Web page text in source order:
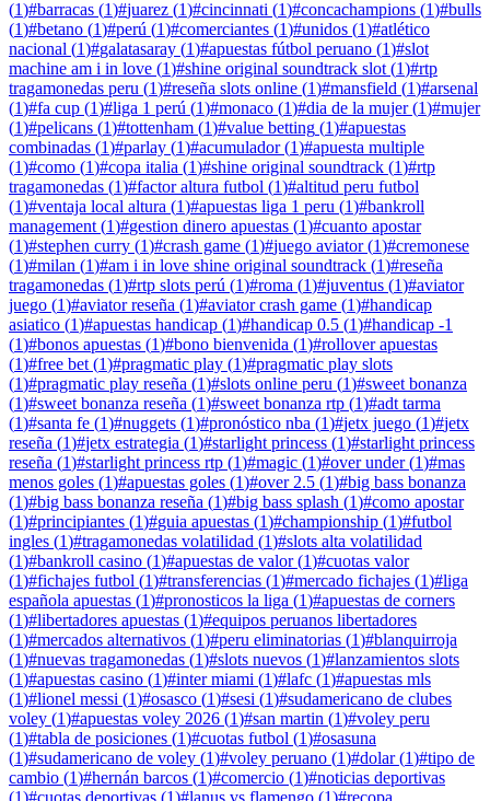
(1)#barracas (1)#juarez (1)#cincinnati (1)#concachampions (1)#bulls
(1)#betano (1)#perú (1)#comerciantes (1)#unidos (1)#atlético
nacional (1)#galatasaray (1)#apuestas fútbol peruano (1)#slot
machine am i in love (1)#shine original soundtrack slot (1)#rtp
tragamonedas peru (1)#reseña slots online (1)#mansfield (1)#arsenal
(1)#fa cup (1)#liga 1 perú (1)#monaco (1)#dia de la mujer(1)#mujer
(1)#pelicans (1)#tottenham (1)#value betting (1)#apuestas
combinadas (1)#parlay (1)#acumulador(1)#apuesta multiple
(1)#como (1)#copa italia (1)#shine original soundtrack (1)#rtp
tragamonedas (1)#factor altura futbol (1)#altitud peru futbol
(1)#ventaja local altura (1)#apuestas liga 1 peru (1)#bankroll
management (1)#gestion dinero apuestas (1)#cuanto apostar
(1)#stephen curry (1)#crash game (1)#juego aviator(1)#cremonese
(1)#milan (1)#am i in love shine original soundtrack (1)#reseña
tragamonedas (1)#rtp slots perú (1)#roma (1)#juventus (1)#aviator
juego (1)#aviator reseña (1)#aviator crash game (1)#handicap
asiatico (1)#apuestas handicap (1)#handicap 0.5 (1)#handicap -1
(1)#bonos apuestas (1)#bono bienvenida (1)#rollover apuestas
(1)#free bet (1)#pragmatic play (1)#pragmatic play slots
(1)#pragmatic play reseña (1)#slots online peru (1)#sweet bonanza
(1)#sweet bonanza reseña (1)#sweet bonanza rtp (1)#adt tarma
(1)#santa fe (1)#nuggets (1)#pronóstico nba (1)#jetx juego (1)#jetx
reseña (1)#jetx estrategia (1)#starlight princess (1)#starlight princess
reseña (1)#starlight princess rtp (1)#magic (1)#over under(1)#mas
menos goles (1)#apuestas goles (1)#over 2.5 (1)#big bass bonanza
(1)#big bass bonanza reseña (1)#big bass splash (1)#como apostar
(1)#principiantes (1)#guia apuestas (1)#championship (1)#futbol
ingles (1)#tragamonedas volatilidad (1)#slots alta volatilidad
(1)#bankroll casino (1)#apuestas de valor(1)#cuotas valor
(1)#fichajes futbol (1)#transferencias (1)#mercado fichajes (1)#liga
española apuestas (1)#pronosticos la liga (1)#apuestas de corners
(1)#libertadores apuestas (1)#equipos peruanos libertadores
(1)#mercados alternativos (1)#peru eliminatorias (1)#blanquirroja
(1)#nuevas tragamonedas (1)#slots nuevos (1)#lanzamientos slots
(1)#apuestas casino (1)#inter miami (1)#lafc (1)#apuestas mls
(1)#lionel messi (1)#osasco (1)#sesi (1)#sudamericano de clubes
voley (1)#apuestas voley 2026 (1)#san martin (1)#voley peru
(1)#tabla de posiciones (1)#cuotas futbol (1)#osasuna
(1)#sudamericano de voley (1)#voley peruano (1)#dolar(1)#tipo de
cambio (1)#hernán barcos (1)#comercio (1)#noticias deportivas
(1)#cuotas deportivas (1)#lanus vs flamengo (1)#recopa